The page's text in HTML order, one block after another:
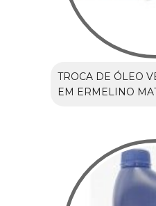
TROCA DE ÓLEO
EM ERMELINO